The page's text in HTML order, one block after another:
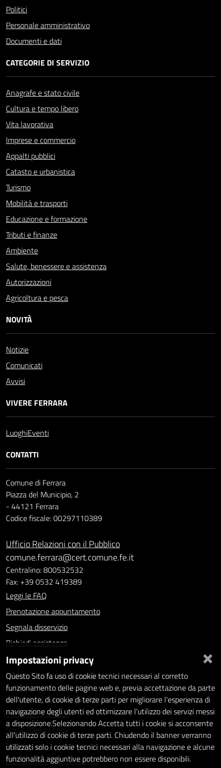
Politici
Personale amministrativo
Documenti e dati
CATEGORIE DI SERVIZIO
Anagrafe e stato civile
Cultura e tempo libero
Vita lavorativa
Imprese e commercio
Appalti pubblici
Catasto e urbanistica
Turismo
Mobilità e trasporti
Educazione e formazione
Tributi e finanze
Ambiente
Salute, benessere e assistenza
Autorizzazioni
Agricoltura e pesca
NOVITÀ
Notizie
Comunicati
Avvisi
VIVERE FERRARA
LuoghiEventi
CONTATTI
Comune di Ferrara
Piazza del Municipio, 2
- 44121 Ferrara
Codice fiscale: 00297110389
Ufficio Relazioni con il Pubblico
comune.ferrara@cert.comune.fe.it
Centralino: 800532532
Fax: +39 0532 419389
Leggi le FAQ
Prenotazione appuntamento
Segnala disservizio
Richiedi assistenza
Statistiche dei Siti web
Intranet - accesso riservato
Amministrazione trasparente
Informativa privacy
Social Media Policy
Note legali
Dichiarazione di accessibilità
×
Impostazioni privacy
Questo Sito fa uso di cookie tecnici necessari al corretto
funzionamento delle pagine web e, previa accettazione da parte
dell'utente, di cookie di terze parti per migliorare l'esperienza di
navigazione degli utenti ed ottimizzare l'utilizzo dei servizi messi
a disposizione.Selezionando Accetta tutti i cookie si acconsente
all'utilizzo di cookie di terze parti. Chiudendo il banner verranno
utilizzati solo i cookie tecnici necessari alla navigazione e alcune
funzionalità aggiuntive potrebbero non essere disponibili.